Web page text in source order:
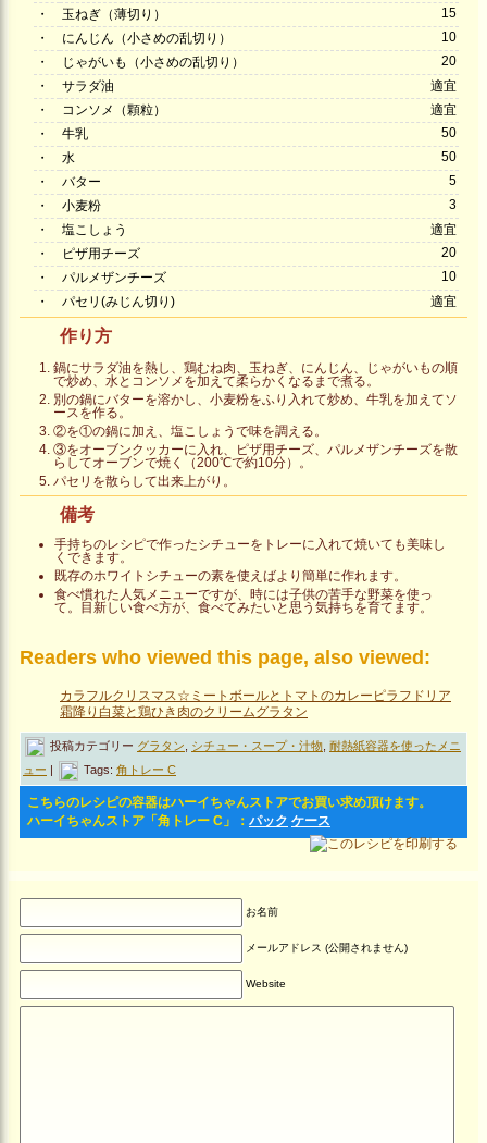
・
玉ねぎ（薄切り）
15
・
にんじん（小さめの乱切り）
10
・
じゃがいも（小さめの乱切り）
20
・
サラダ油
適宜
・
コンソメ（顆粒）
適宜
・
牛乳
50
・
水
50
・
バター
5
・
小麦粉
3
・
塩こしょう
適宜
・
ピザ用チーズ
20
・
パルメザンチーズ
10
・
パセリ(みじん切り) 適宜
作り方
鍋にサラダ油を熱し、鶏むね肉、玉ねぎ、にんじん、じゃがいもの順
で炒め、水とコンソメを加えて柔らかくなるまで煮る。
別の鍋にバターを溶かし、小麦粉をふり入れて炒め、牛乳を加えてソ
ースを作る。
②を①の鍋に加え、塩こしょうで味を調える。
③をオーブンクッカーに入れ、ピザ用チーズ、パルメザンチーズを散
らしてオーブンで焼く（200℃で約10分）。
パセリを散らして出来上がり。
備考
手持ちのレシピで作ったシチューをトレーに入れて焼いても美味し
くできます。
既存のホワイトシチューの素を使えばより簡単に作れます。
食べ慣れた人気メニューですが、時には子供の苦手な野菜を使っ
て。目新しい食べ方が、食べてみたいと思う気持ちを育てます。
Readers who viewed this page, also viewed:
カラフルクリスマス☆ミートボールとトマトのカレーピラフドリア
霜降り白菜と鶏ひき肉のクリームグラタン
投稿カテゴリー グラタン シチュー・スープ・汁物 耐熱紙容器を使ったメニ
ュー | Tags: 角トレー C
こちらのレシピの容器はハーイちゃんストアでお買い求め頂けます。
ハーイちゃんストア「角トレー C」： パック ケース
お名前
メールアドレス (公開されません)
Website